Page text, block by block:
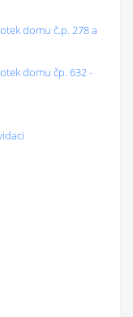
domu č.p. 278 a
domu čp. 632 -